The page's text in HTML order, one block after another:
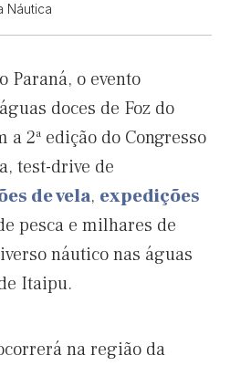
Náutica
Paraná, o evento
doces de Foz do
a 2ª edição do Congresso
test-drive de
de vela, expedições
pesca e milhares de
náutico nas águas
Itaipu.
na região da